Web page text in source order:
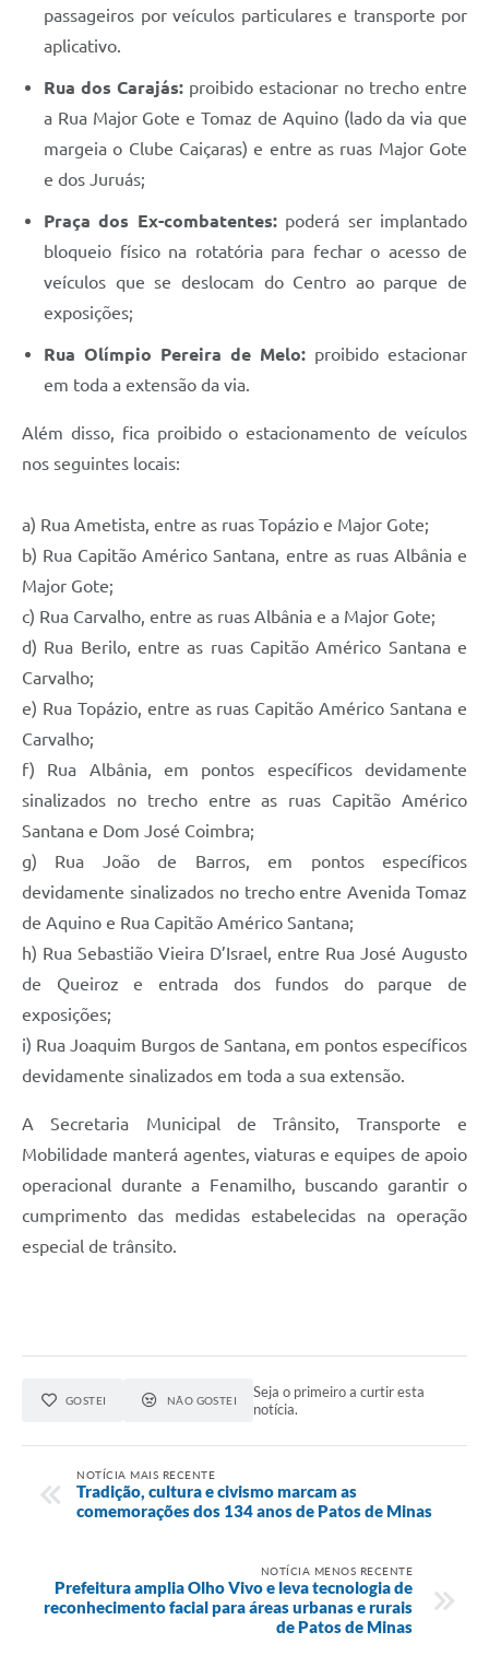
passageiros por veículos particulares e transporte por
aplicativo.
Rua dos Carajás: proibido estacionar no trecho entre
a Rua Major Gote e Tomaz de Aquino (lado da via que
margeia o Clube Caiçaras) e entre as ruas Major Gote
e dos Juruás;
Praça dos Ex-combatentes:poderá ser implantado
bloqueio físico na rotatória para fechar o acesso de
veículos que se deslocam do Centro ao parque de
exposições;
Rua Olímpio Pereira de Melo: proibido estacionar
em toda a extensão da via.
Além disso, fica proibido o estacionamento de veículos
nos seguintes locais:
a) Rua Ametista, entre as ruas Topázio e Major Gote;
b) Rua Capitão Américo Santana, entre as ruas Albânia e
Major Gote;
c) Rua Carvalho, entre as ruas Albânia e a Major Gote;
d) Rua Berilo, entre as ruas Capitão Américo Santana e
Carvalho;
e) Rua Topázio, entre as ruas Capitão Américo Santana e
Carvalho;
f) Rua Albânia, em pontos específicos devidamente
sinalizados no trecho entre as ruas Capitão Américo
Santana e Dom José Coimbra;
g) Rua João de Barros, em pontos específicos
devidamente sinalizados no trecho entre Avenida Tomaz
de Aquino e Rua Capitão Américo Santana;
h) Rua Sebastião Vieira D’Israel, entre Rua José Augusto
de Queiroz e entrada dos fundos do parque de
exposições;
i) Rua Joaquim Burgos de Santana, em pontos específicos
devidamente sinalizados em toda a sua extensão.
A Secretaria Municipal de Trânsito, Transporte e
Mobilidade manterá agentes, viaturas e equipes de apoio
operacional durante a Fenamilho, buscando garantir o
cumprimento das medidas estabelecidas na operação
especial de trânsito.
GOSTEI NÃO GOSTEI
Seja o primeiro a curtir esta
notícia.
NOTÍCIA MAIS RECENTE
Tradição, cultura e civismo marcam as
comemorações dos 134 anos de Patos de Minas
NOTÍCIA MENOS RECENTE
Prefeitura amplia Olho Vivo e leva tecnologia de
reconhecimento facial para áreas urbanas e rurais
de Patos de Minas